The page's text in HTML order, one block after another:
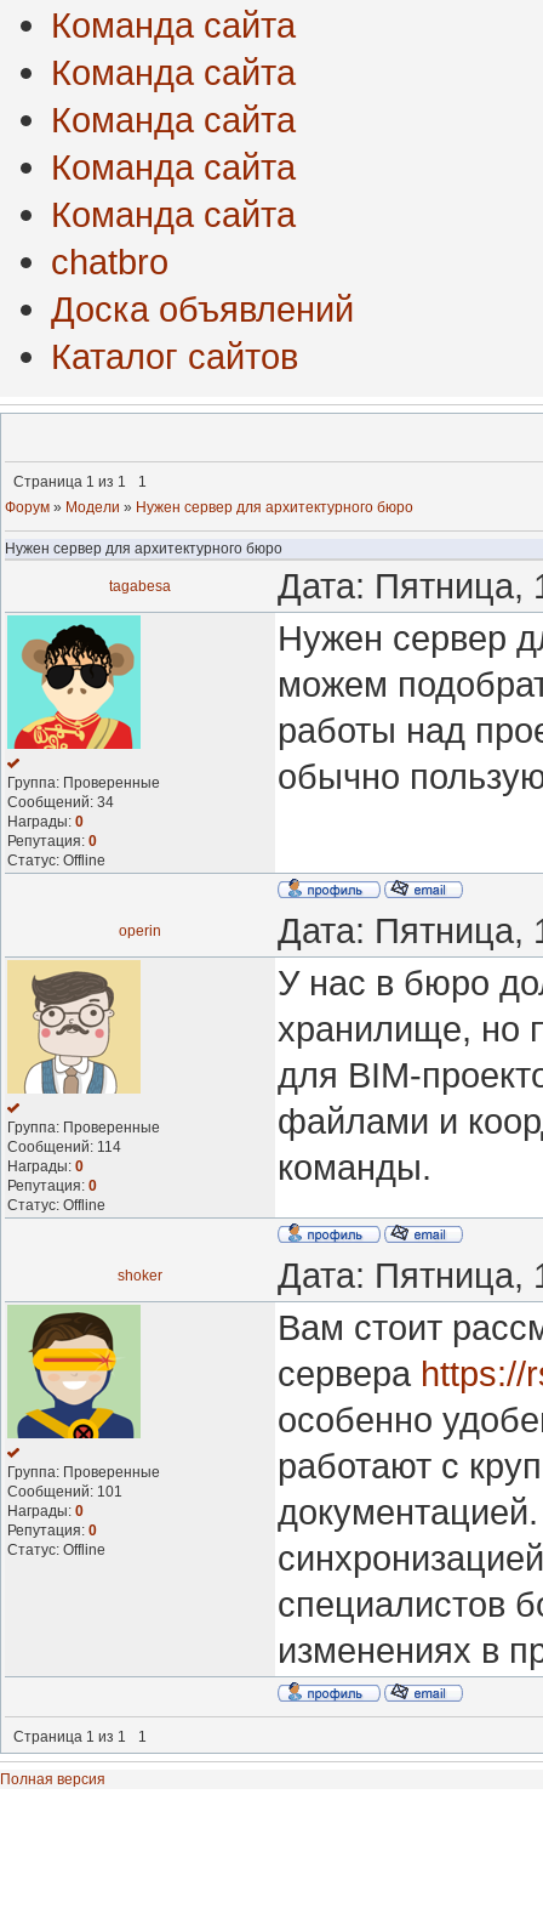
Команда сайта
Команда сайта
Команда сайта
Команда сайта
Команда сайта
chatbro
Доска объявлений
Каталог сайтов
Страница 1 из 1
1
Форум » Модели » Нужен сервер для архитектурного бюро
Нужен сервер для архитектурного бюро
tagabesa Дата:
Группа: Проверенные
Сообщений: 34
Награды: 0
Репутация: 0
Статус: Offline
Нужен сервер
можем
работы над
обычно
operin Дата:
Группа: Проверенные
Сообщений: 114
Награды: 0
Репутация: 0
Статус: Offline
У нас в бюро
хранилище, но
для BIM-
файлами и
команды.
shoker Дата:
Группа: Проверенные
Сообщений: 101
Награды: 0
Репутация: 0
Статус: Offline
Вам стоит
сервера https://
особенно
работают с
специалистов
изменениях в
Страница 1 из 1 1
Полная версия